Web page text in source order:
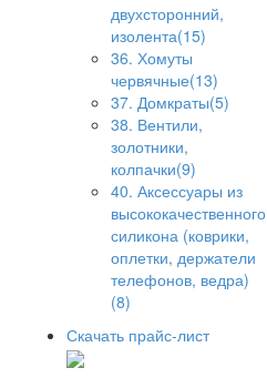
двухсторонний,
изолента(15)
36. Хомуты
червячные(13)
37. Домкраты(5)
38. Вентили,
золотники,
колпачки(9)
40. Аксессуары из
высококачественного
силикона (коврики,
оплетки, держатели
телефонов, ведра)
(8)
Скачать прайс-лист